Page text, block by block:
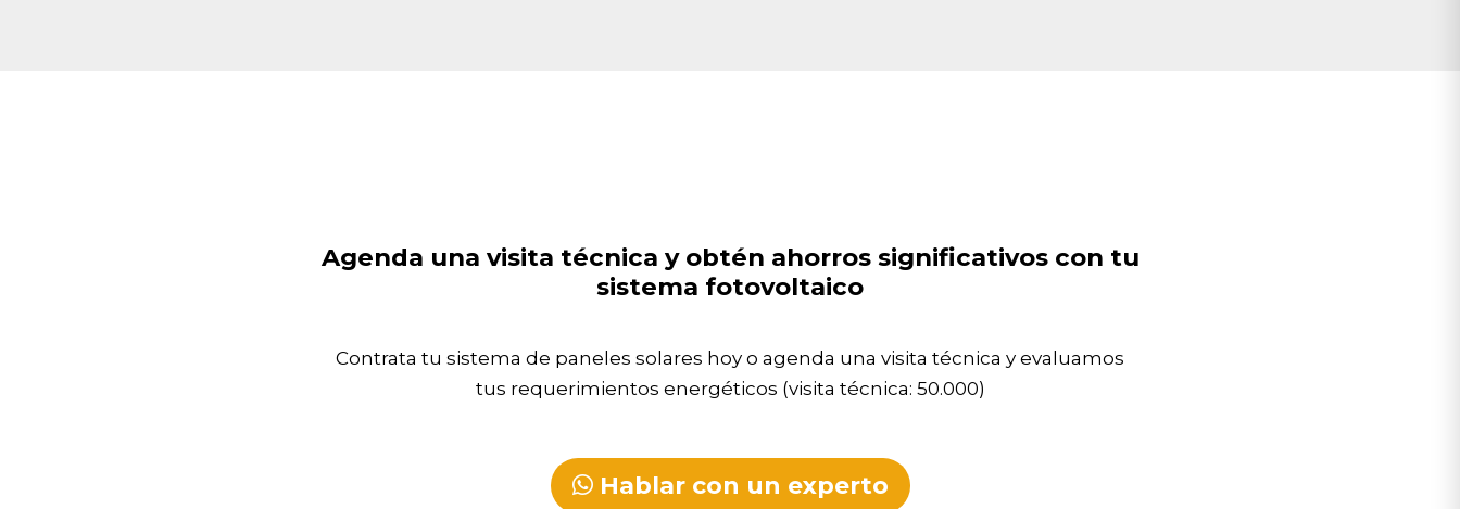
Agenda una visita técnica y obtén ahorros significativos con tu
sistema fotovoltaico
Contrata tu sistema de paneles solares hoy o agenda una visita técnica y evaluamos
tus requerimientos energéticos (visita técnica: 50.000)
Hablar con un experto